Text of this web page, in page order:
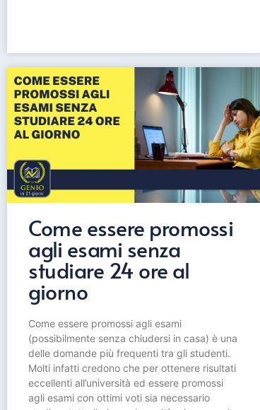
Come essere promossi
agli esami senza
studiare 24 ore al
giorno
Come essere promossi agli esami
(possibilmente senza chiudersi in casa) è una
delle domande più frequenti tra gli studenti.
Molti infatti credono che per ottenere risultati
eccellenti all’università ed essere promossi
agli esami con ottimi voti sia necessario